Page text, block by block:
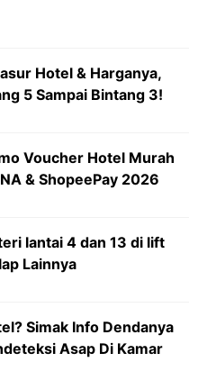
Hotel & Harganya,
5 Sampai Bintang 3!
Voucher Hotel Murah
& ShopeePay 2026
lantai 4 dan 13 di lift
Lainnya
Simak Info Dendanya
Asap Di Kamar